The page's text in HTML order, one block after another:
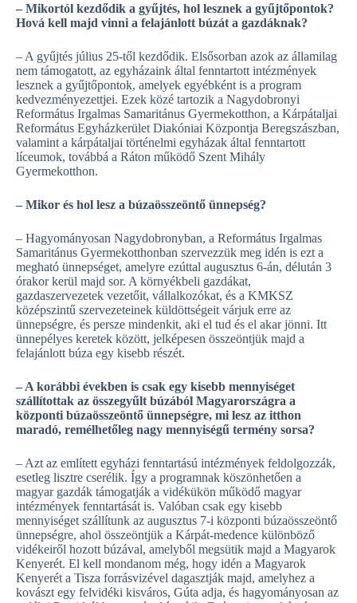
– Mikortól kezdődik a gyűjtés, hol lesznek a gyűjtőpontok?
Hová kell majd vinni a felajánlott búzát a gazdáknak?
– A gyűjtés július 25-től kezdődik. Elsősorban azok az államilag
nem támogatott, az egyházaink által fenntartott intézmények
lesznek a gyűjtőpontok, amelyek egyébként is a program
kedvezményezettjei. Ezek közé tartozik a Nagydobronyi
Református Irgalmas Samaritánus Gyermekotthon, a Kárpátaljai
Református Egyházkerület Diakóniai Központja Beregszászban,
valamint a kárpátaljai történelmi egyházak által fenntartott
líceumok, továbbá a Ráton működő Szent Mihály
Gyermekotthon.
– Mikor és hol lesz a búzaösszeöntő ünnepség?
– Hagyományosan Nagy­dob­ronyban, a Református Irgalmas
Samaritánus Gyermekotthonban szervezzük meg idén is ezt a
megható ünnepséget, amelyre ezúttal augusztus 6-án, délután 3
órakor kerül majd sor. A környékbeli gazdákat,
gazdaszervezetek vezetőit, vállalkozókat, és a KMKSZ
középszintű szervezeteinek küldöttségeit várjuk erre az
ünnepségre, és persze mindenkit, aki el tud és el akar jönni. Itt
ünnepélyes keretek között, jelképesen összeöntjük majd a
felajánlott búza egy kisebb részét.
– A korábbi években is csak egy kisebb mennyiséget
szállítottak az összegyűlt búzából Magyarországra a
központi búzaösszeöntő ünnepségre, mi lesz az itthon
maradó, remélhetőleg nagy mennyiségű termény sorsa?
– Azt az említett egyházi fenntartású intézmények feldolgoz­zák,
esetleg lisztre cserélik. Így a programnak köszönhetően a
magyar gazdák támogatják a vidékükön működő magyar
intézmények fenntartását is. Valóban csak egy kisebb
mennyiséget szállítunk az augusztus 7-i központi búzaösszeöntő
ünnepségre, ahol összeöntjük a Kárpát-medence különböző
vidékeiről hozott búzával, amelyből megsütik majd a Magyarok
Kenyerét. El kell mondanom még, hogy idén a Magyarok
Kenyerét a Tisza forrásvizével dagasztják majd, amelyhez a
kovászt egy felvidéki kisváros, Gúta adja, és hagyományosan az